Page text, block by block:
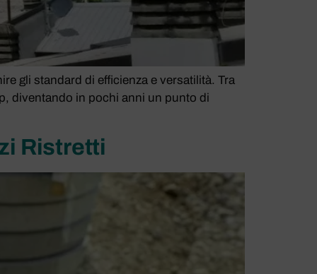
gli standard di efficienza e versatilità. Tra
diventando in pochi anni un punto di
Ristretti